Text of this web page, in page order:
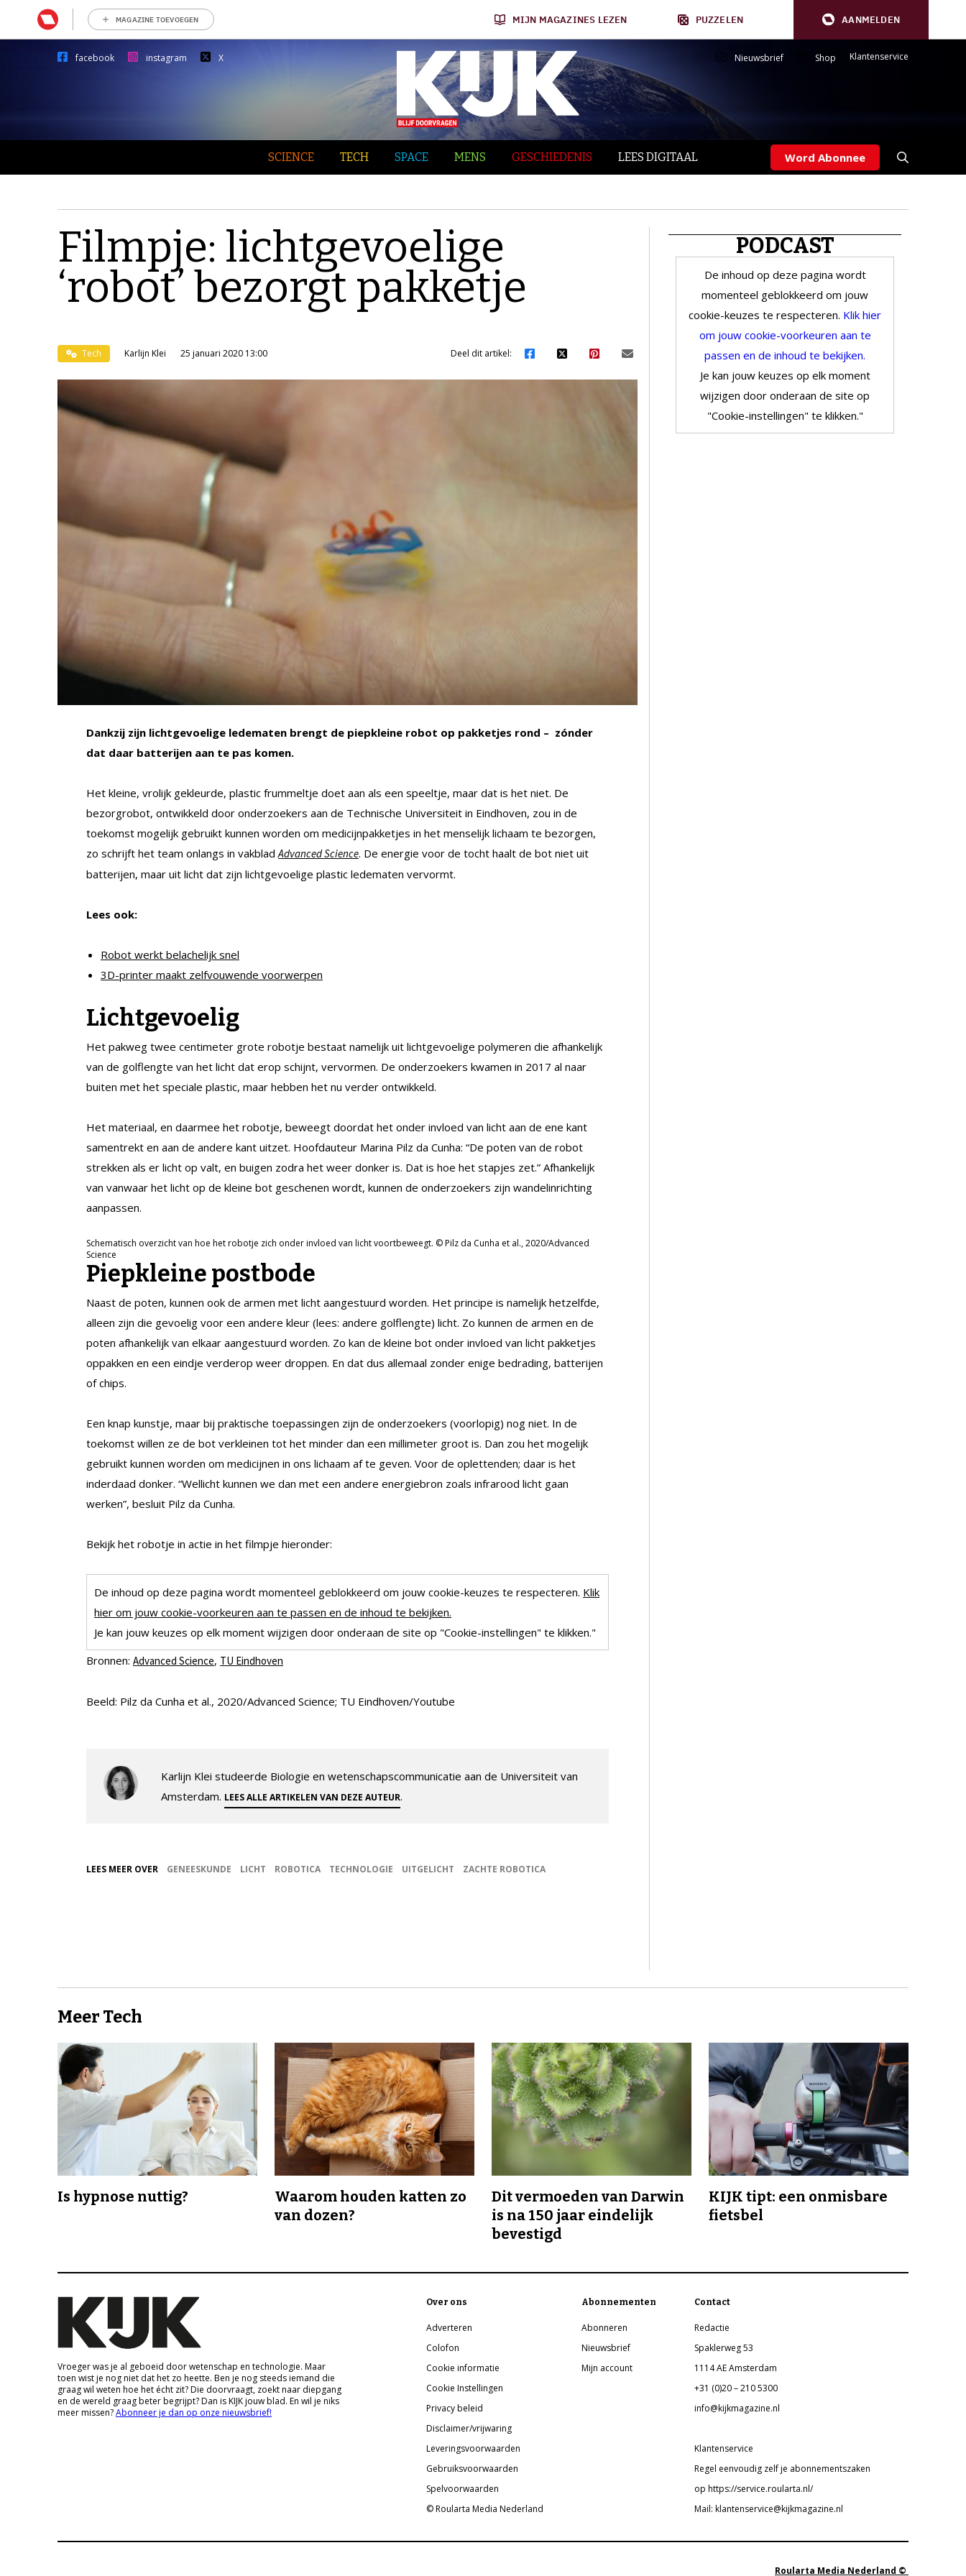
MAGAZINE TOEVOEGEN MIJN MAGAZINES LEZEN PUZZELEN AANMELDEN
facebook instagram X Nieuwsbrief Shop Klantenservice
SCIENCE TECH SPACE MENS GESCHIEDENIS LEES DIGITAAL Word Abonnee
Filmpje: lichtgevoelige
‘robot’ bezorgt pakketje
Tech Karlijn Klei 25 januari 2020 13:00 Deel dit artikel:
Dankzij zijn lichtgevoelige ledematen brengt de piepkleine robot op pakketjes rond – zónder
dat daar batterijen aan te pas komen.
Het kleine, vrolijk gekleurde, plastic frummeltje doet aan als een speeltje, maar dat is het niet. De
bezorgrobot, ontwikkeld door onderzoekers aan de Technische Universiteit in Eindhoven, zou in de
toekomst mogelijk gebruikt kunnen worden om medicijnpakketjes in het menselijk lichaam te bezorgen,
zo schrijft het team onlangs in vakbladAdvanced Science. De energie voor de tocht haalt de bot niet uit
batterijen, maar uit licht dat zijn lichtgevoelige plastic ledematen vervormt.
Lees ook:
Robot werkt belachelijk snel
3D-printer maakt zelfvouwende voorwerpen
Lichtgevoelig
Het pakweg twee centimeter grote robotje bestaat namelijk uit lichtgevoelige polymeren die afhankelijk
van de golflengte van het licht dat erop schijnt, vervormen. De onderzoekers kwamen in 2017 al naar
buiten met het speciale plastic, maar hebben het nu verder ontwikkeld.
Het materiaal, en daarmee het robotje, beweegt doordat het onder invloed van licht aan de ene kant
samentrekt en aan de andere kant uitzet. Hoofdauteur Marina Pilz da Cunha: “De poten van de robot
strekken als er licht op valt, en buigen zodra het weer donker is. Dat is hoe het stapjes zet.” Afhankelijk
van vanwaar het licht op de kleine bot geschenen wordt, kunnen de onderzoekers zijn wandelinrichting
aanpassen.
Schematisch overzicht van hoe het robotje zich onder invloed van licht voortbeweegt. © Pilz da Cunha et al., 2020/Advanced
Science
Piepkleine postbode
Naast de poten, kunnen ook de armen met licht aangestuurd worden. Het principe is namelijk hetzelfde,
alleen zijn die gevoelig voor een andere kleur (lees: andere golflengte) licht. Zo kunnen de armen en de
poten afhankelijk van elkaar aangestuurd worden. Zo kan de kleine bot onder invloed van licht pakketjes
oppakken en een eindje verderop weer droppen. En dat dus allemaal zonder enige bedrading, batterijen
of chips.
Een knap kunstje, maar bij praktische toepassingen zijn de onderzoekers (voorlopig) nog niet. In de
toekomst willen ze de bot verkleinen tot het minder dan een millimeter groot is. Dan zou het mogelijk
gebruikt kunnen worden om medicijnen in ons lichaam af te geven. Voor de oplettenden; daar is het
inderdaad donker. “Wellicht kunnen we dan met een andere energiebron zoals infrarood licht gaan
werken”, besluit Pilz da Cunha.
Bekijk het robotje in actie in het filmpje hieronder:
De inhoud op deze pagina wordt momenteel geblokkeerd om jouw cookie-keuzes te respecteren. Klik
hier om jouw cookie-voorkeuren aan te passen en de inhoud te bekijken.
Je kan jouw keuzes op elk moment wijzigen door onderaan de site op "Cookie-instellingen" te klikken."
Bronnen: Advanced Science, TU Eindhoven
Beeld: Pilz da Cunha et al., 2020/Advanced Science; TU Eindhoven/Youtube
Karlijn Klei studeerde Biologie en wetenschapscommunicatie aan de Universiteit van
Amsterdam. LEES ALLE ARTIKELEN VAN DEZE AUTEUR.
LEES MEER OVER GENEESKUNDE LICHT ROBOTICA TECHNOLOGIE UITGELICHT ZACHTE ROBOTICA
PODCAST
De inhoud op deze pagina wordt
momenteel geblokkeerd om jouw
cookie-keuzes te respecteren. Klik hier
om jouw cookie-voorkeuren aan te
passen en de inhoud te bekijken.
Je kan jouw keuzes op elk moment
wijzigen door onderaan de site op
"Cookie-instellingen" te klikken."
Meer Tech
Is hypnose nuttig?
Waarom houden katten zo
van dozen?
Dit vermoeden van Darwin
is na 150 jaar eindelijk
bevestigd
KIJK tipt: een onmisbare
fietsbel
Vroeger was je al geboeid door wetenschap en technologie. Maar
toen wist je nog niet dat het zo heette. Ben je nog steeds iemand die
graag wil weten hoe het écht zit? Die doorvraagt, zoekt naar diepgang
en de wereld graag beter begrijpt? Dan is KIJK jouw blad. En wil je niks
meer missen?Abonneer je dan op onze nieuwsbrief!
Over ons
Adverteren
Colofon
Cookie informatie
Cookie Instellingen
Privacy beleid
Disclaimer/vrijwaring
Leveringsvoorwaarden
Gebruiksvoorwaarden
Spelvoorwaarden
© Roularta Media Nederland
Abonnementen
Abonneren
Nieuwsbrief
Mijn account
Contact
Redactie
Spaklerweg 53
1114 AE Amsterdam
+31 (0)20 – 210 5300
info@kijkmagazine.nl
Klantenservice
Regel eenvoudig zelf je abonnementszaken
op https://service.roularta.nl/
Mail: klantenservice@kijkmagazine.nl
Roularta Media Nederland ©